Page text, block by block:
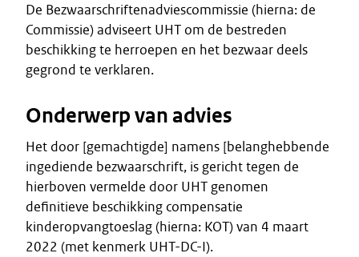
De Bezwaarschriftenadviescommissie (hierna: de
Commissie) adviseert UHT om de bestreden
beschikking te herroepen en het bezwaar deels
gegrond te verklaren.
Onderwerp van advies
Het door [gemachtigde] namens [belanghebbende
ingediende bezwaarschrift, is gericht tegen de
hierboven vermelde door UHT genomen
definitieve beschikking compensatie
kinderopvangtoeslag (hierna: KOT) van 4 maart
2022 (met kenmerk UHT-DC-I).